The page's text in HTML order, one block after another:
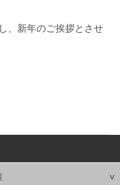
、新年のご挨拶とさせ